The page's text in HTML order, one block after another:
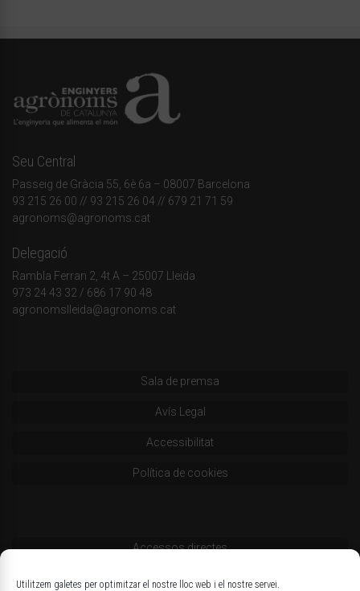
Utilitzem galetes per optimitzar el nostre lloc web i el nostre servei.
Seu Central
Passeig de Gràcia 55, 6è 6a – 08007 Barcelona
93 215 26 00 // 93 215 26 04 // 679 21 71 59
agronoms@agronoms.cat
Delegació
Rambla Ferran 2, 4t A – 25007 Lleida
973 24 43 32 / 686 17 90 48
agronomslleida@agronoms.cat
Sala de premsa
Avís Legal
Accessibilitat
Política de cookies
Accessos directes
Codi deontològic